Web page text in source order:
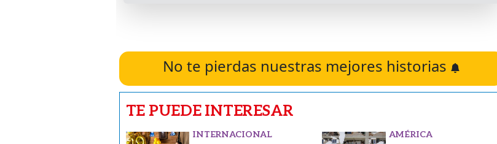
No te pierdas nuestras mejores historias
TE PUEDE INTERESAR
INTERNACIONAL AMÉRICA